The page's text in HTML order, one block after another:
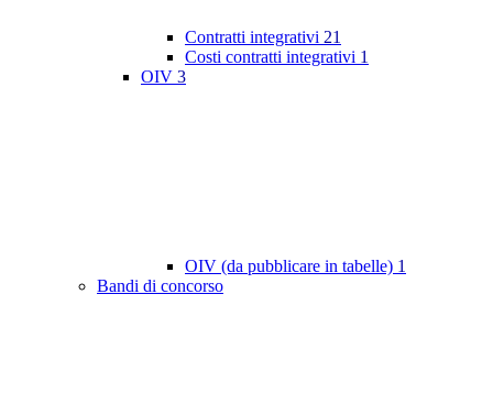
Contratti integrativi 21
Costi contratti integrativi 1
OIV 3
OIV (da pubblicare in tabelle) 1
Bandi di concorso